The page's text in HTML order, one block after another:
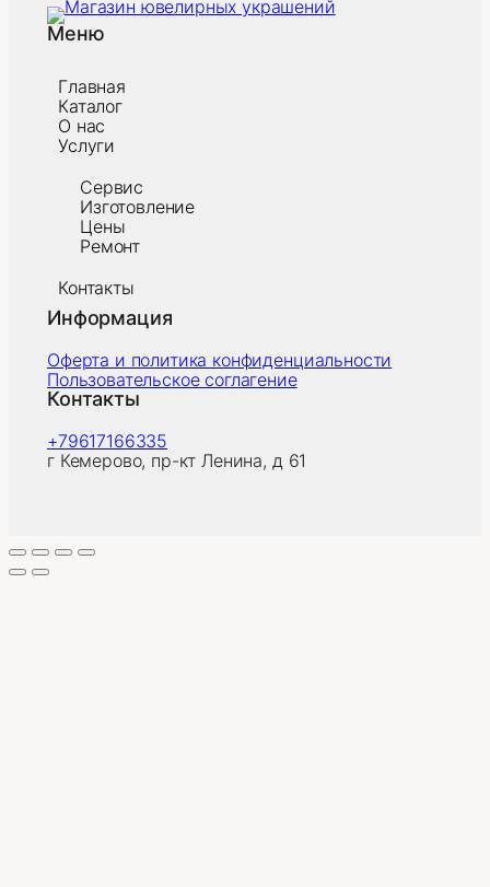
Меню
Главная
Каталог
О нас
Услуги
Сервис
Изготовление
Цены
Ремонт
Контакты
Информация
Оферта и политика конфиденциальности
Пользовательское соглагение
Контакты
+79617166335
г Кемерово, пр-кт Ленина, д 61